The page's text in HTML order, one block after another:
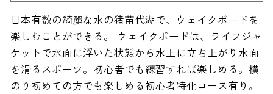
日本有数の綺麗な水の猪苗代湖で、ウェイクボードを
楽しむことができる。 ウェイクボードは、ライフジャ
ケットで水面に浮いた状態から水上に立ち上がり水面
を滑るスポーツ。初心者でも練習すれば楽しめる。横
のり初めての方でも楽しめる初心者特化コース有り。